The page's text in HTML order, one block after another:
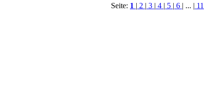
Seite: 1 | 2 | 3 | 4 | 5 | 6 | ... | 11